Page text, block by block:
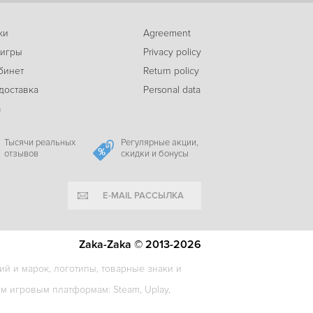
Agreement
Privacy policy
Return policy
Personal data
Тысячи реальных
отзывов
Регулярные акции,
скидки и бонусы
E-MAIL РАССЫЛКА
и марок, логотипы, товарные знаки и
игровым платформам: Steam, Uplay,
Zaka-Zaka © 2013-2026